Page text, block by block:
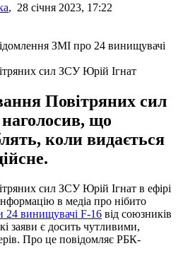
, 28 січня 2023, 17:22
сил ЗСУ Юрій Ігнат
Повітряних сил
що
коли видається
сил ЗСУ Юрій Ігнат в ефірі
в медіа про нібито
24 винищувачі F-16 від союзників
заяви є досить чутливими,
Про це повідомляє РБК-